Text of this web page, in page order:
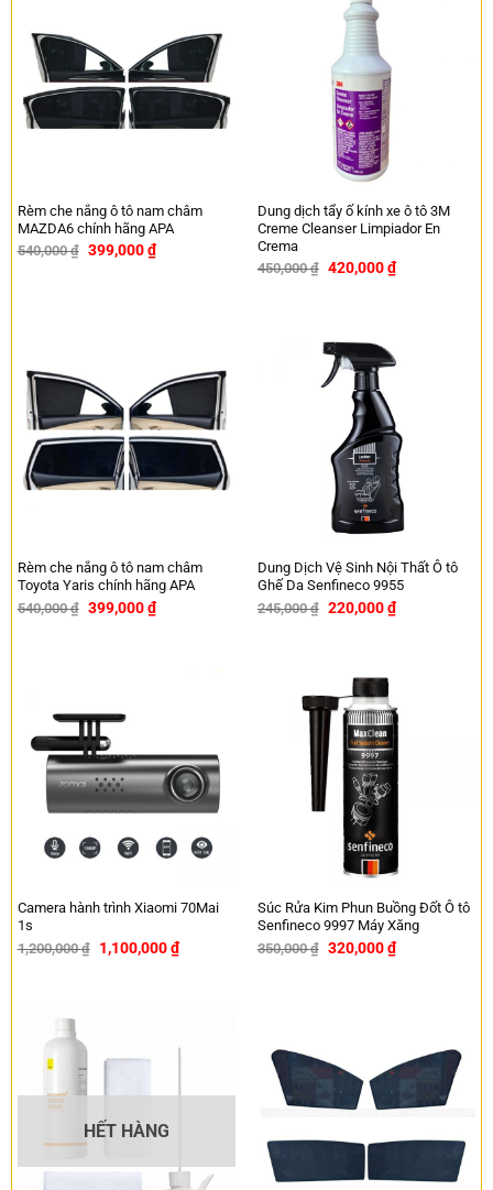
Rèm che nắng ô tô nam châm
MAZDA6 chính hãng APA
540,000₫ 399,000₫
Dung dịch tẩy ố kính xe ô tô 3M
Creme Cleanser Limpiador En
Crema
450,000₫ 420,000₫
Rèm che nắng ô tô nam châm
Toyota Yaris chính hãng APA
540,000₫ 399,000₫
Dung Dịch Vệ Sinh Nội Thất Ô tô
Ghế Da Senfineco 9955
245,000₫ 220,000₫
Camera hành trình Xiaomi 70Mai
1s
1,200,000₫ 1,100,000₫
Súc Rửa Kim Phun Buồng Đốt Ô tô
Senfineco 9997 Máy Xăng
350,000₫ 320,000₫
HẾT HÀNG